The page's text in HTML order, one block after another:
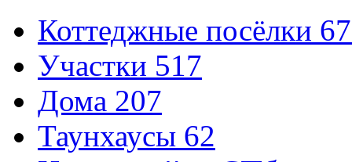
Коттеджные посёлки
Участки 517
Дома 207
Таунхаусы 62